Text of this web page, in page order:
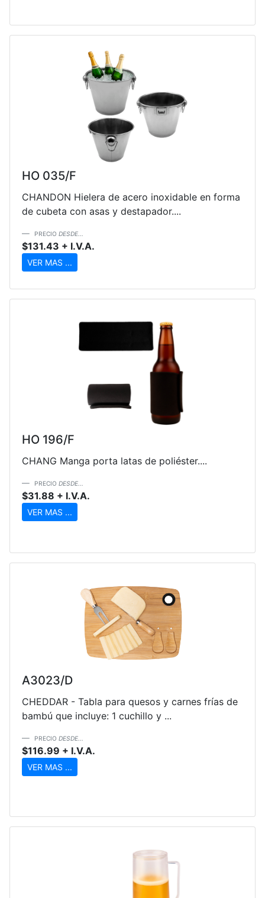
HO 035/F
CHANDON Hielera de acero inoxidable en forma
de cubeta con asas y destapador....
PRECIO DESDE...
$131.43 + I.V.A.
VER MAS ...
HO 196/F
CHANG Manga porta latas de poliéster....
PRECIO DESDE...
$31.88 + I.V.A.
VER MAS ...
A3023/D
CHEDDAR - Tabla para quesos y carnes frías de
bambú que incluye: 1 cuchillo y ...
PRECIO DESDE...
$116.99 + I.V.A.
VER MAS ...